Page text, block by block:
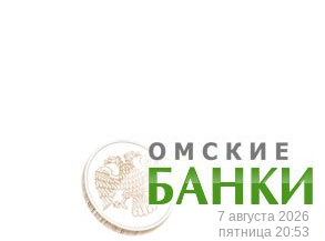
7 августа 2026
пятница 20:53